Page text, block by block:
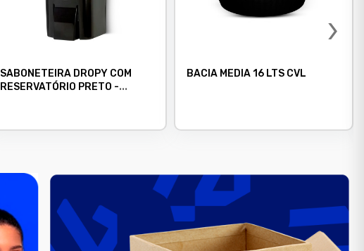
SABONETEIRA DROPY COM
RESERVATÓRIO PRETO -
BACIA MEDIA 16 LTS CVL
›